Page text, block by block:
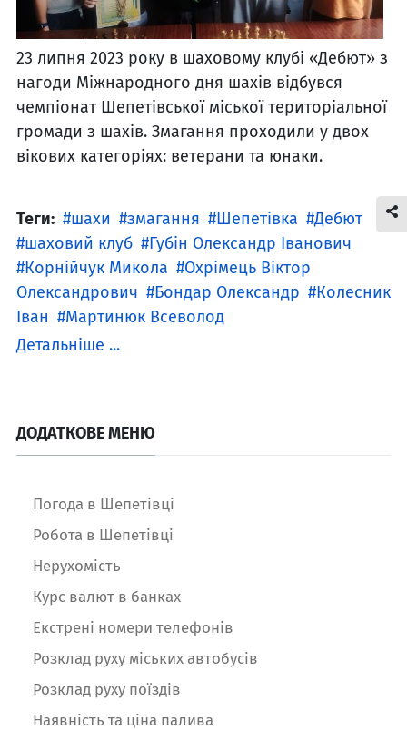
23 липня 2023 року в шаховому клубі «Дебют» з
нагоди Міжнародного дня шахів відбувся
чемпіонат Шепетівської міської територіальної
громади з шахів. Змагання проходили у двох
вікових категоріях: ветерани та юнаки.
Теги: шахи змагання Шепетівка
Дебют
шаховий клуб
Губін Олександр Іванович
Корнійчук Микола
Охрімець Віктор
Олександрович
Бондар Олександр
Колесник
Іван
Мартинюк Всеволод
Детальніше ...
ДОДАТКОВЕ МЕНЮ
Погода в Шепетівці
Робота в Шепетівці
Нерухомість
Курс валют в банках
Екстрені номери телефонів
Розклад руху міських автобусів
Розклад руху поїздів
Наявність та ціна палива